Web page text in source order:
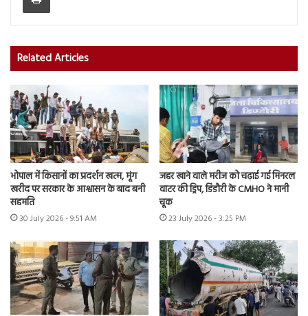
Related Articles
भोपाल में किसानों का प्रदर्शन खत्म, मूंग
खरीद पर सरकार के आश्वासन के बाद बनी
सहमति
30 July 2026 - 9:51 AM
जहर खाने वाले मरीज को चढ़ाई गई मिनरल
वाटर की ड्रिप, डिंडौरी के CMHO ने मानी
चूक
23 July 2026 - 3:25 PM